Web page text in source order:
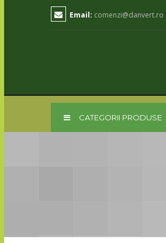
Email: comenzi@danvert.ro
CATEGORII PRODUSE